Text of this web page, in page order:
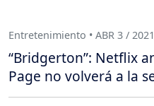
Entretenimiento • ABR 3 / 2021
“Bridgerton”: Netflix
Page no volverá a la